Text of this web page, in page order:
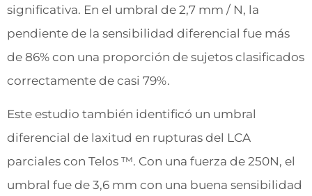
significativa. En el umbral de 2,7 mm / N, la
pendiente de la sensibilidad diferencial fue más
de 86% con una proporción de sujetos clasificados
correctamente de casi 79%.
Este estudio también identificó un umbral
diferencial de laxitud en rupturas del LCA
parciales con Telos ™. Con una fuerza de 250N, el
umbral fue de 3,6 mm con una buena sensibilidad